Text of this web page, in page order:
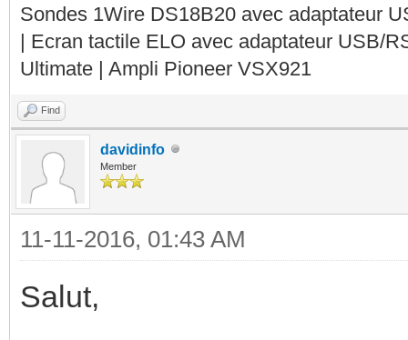
Sondes 1Wire DS18B20 avec adaptateur
| Ecran tactile ELO avec adaptateur USB/
Ultimate | Ampli Pioneer VSX921
Find
davidinfo
Member
11-11-2016, 01:43 AM
Salut,